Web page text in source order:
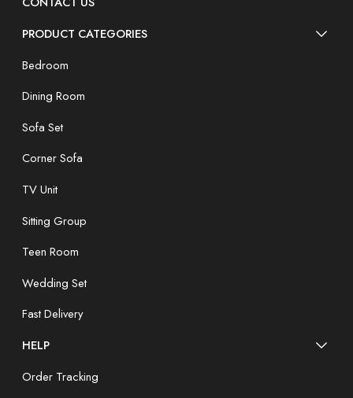
PRODUCT CATEGORIES
Bedroom
Dining Room
Sofa Set
Corner Sofa
TV Unit
Sitting Group
Teen Room
Wedding Set
Fast Delivery
HELP
Order Tracking